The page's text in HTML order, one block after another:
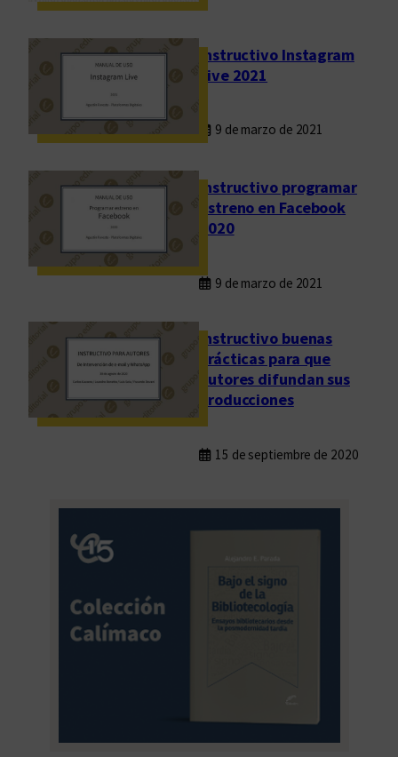
Instructivo Instagram
Live 2021
9 de marzo de 2021
Instructivo programar
estreno en Facebook
2020
9 de marzo de 2021
Instructivo buenas
prácticas para que
autores difundan sus
producciones
15 de septiembre de 2020